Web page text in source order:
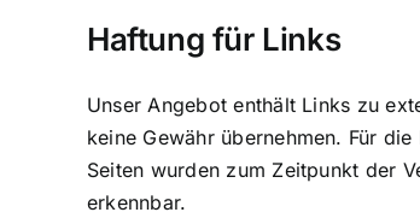
Haftung für Links
Unser Angebot enthält Links zu
keine Gewähr übernehmen. Für
Seiten wurden zum Zeitpunkt der
erkennbar.